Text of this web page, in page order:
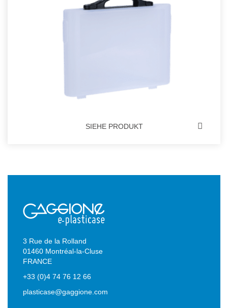
SIEHE PRODUKT
3 Rue de la Rolland
01460 Montréal-la-Cluse
FRANCE
+33 (0)4 74 76 12 66
plasticase@gaggione.com